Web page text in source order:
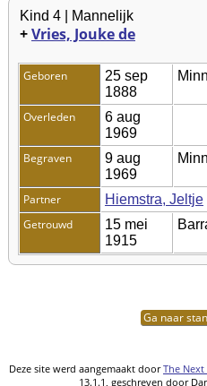
Kind 4 | Mannelijk
+Vries, Jouke de
Geboren
25 sep
1888
Overleden
6 aug
1969
Begraven
9 aug
1969
Partner Hiemstra, Jeltje
Getrouwd
15 mei
1915
Ga naar
Deze site werd aangemaakt doorThe
13.1.1, geschreven door